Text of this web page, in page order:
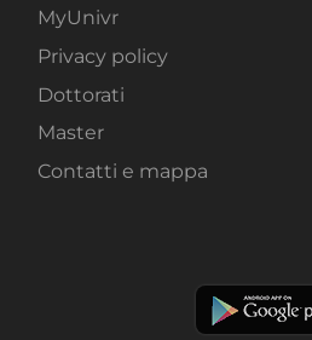
MyUnivr
Privacy policy
Dottorati
Master
Contatti e mappa